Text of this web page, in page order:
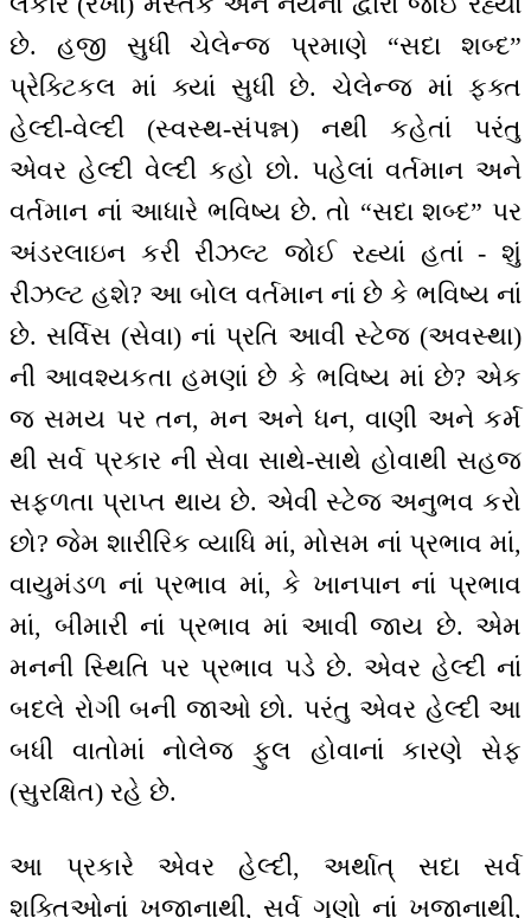
છે. હજી સુધી ચેલેન્જ પ્રમાણે “સદા શબ્દ”
પ્રેક્ટિકલ માં ક્યાં સુધી છે. ચેલેન્જ માં ફક્ત
હેલ્દી-વેલ્દી (સ્વસ્થ-સંપન્ન) નથી કહેતાં પરંતુ
એવર હેલ્દી વેલ્દી કહો છો. પહેલાં વર્તમાન અને
વર્તમાન નાં આધારે ભવિષ્ય છે. તો “સદા શબ્દ” પર
અંડરલાઇન કરી રીઝલ્ટ જોઈ રહ્યાં હતાં - શું
રીઝલ્ટ હશે? આ બોલ વર્તમાન નાં છે કે ભવિષ્ય નાં
છે. સર્વિસ (સેવા) નાં પ્રતિ આવી સ્ટેજ (અવસ્થા)
ની આવશ્યકતા હમણાં છે કે ભવિષ્ય માં છે? એક
જ સમય પર તન, મન અને ધન, વાણી અને કર્મ
થી સર્વ પ્રકાર ની સેવા સાથે-સાથે હોવાથી સહજ
સફળતા પ્રાપ્ત થાય છે. એવી સ્ટેજ અનુભવ કરો
છો? જેમ શારીરિક વ્યાધિ માં, મોસમ નાં પ્રભાવ માં,
વાયુમંડળ નાં પ્રભાવ માં, કે ખાનપાન નાં પ્રભાવ
માં, બીમારી નાં પ્રભાવ માં આવી જાય છે. એમ
મનની સ્થિતિ પર પ્રભાવ પડે છે. એવર હેલ્દી નાં
બદલે રોગી બની જાઓ છો. પરંતુ એવર હેલ્દી આ
બધી વાતોમાં નોલેજ ફુલ હોવાનાં કારણે સેફ
(સુરક્ષિત) રહે છે.
આ પ્રકારે એવર હેલ્દી, અર્થાત્ સદા સર્વ
શક્તિઓનાં ખજાનાથી, સર્વ ગુણો નાં ખજાનાથી,